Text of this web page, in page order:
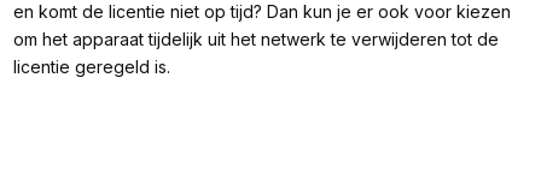
en komt de licentie niet op tijd? Dan kun je er ook voor kiezen
om het apparaat tijdelijk uit het netwerk te verwijderen tot de
licentie geregeld is.